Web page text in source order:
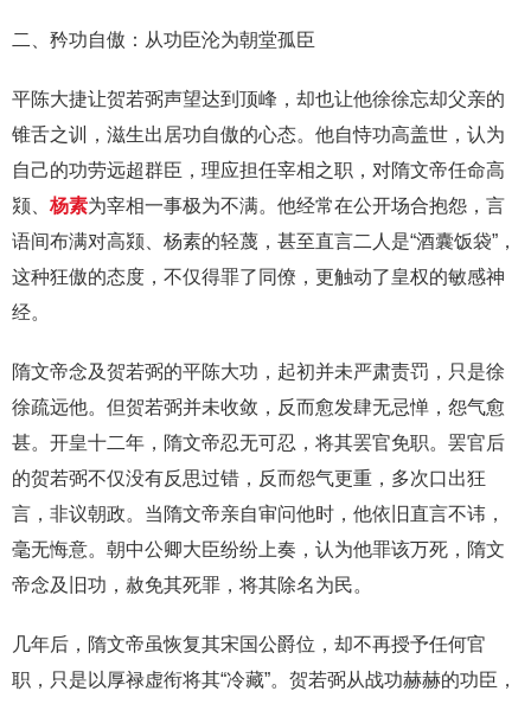
二、矜功自傲：从功臣沦为朝堂孤臣
平陈大捷让贺若弼声望达到顶峰，却也让他徐徐忘却父亲的
锥舌之训，滋生出居功自傲的心态。他自恃功高盖世，认为
自己的功劳远超群臣，理应担任宰相之职，对隋文帝任命高
颎、 杨素为宰相一事极为不满。他经常在公开场合抱怨，言
语间布满对高颎、杨素的轻蔑，甚至直言二人是“酒囊饭袋”，
这种狂傲的态度，不仅得罪了同僚，更触动了皇权的敏感神
经。
隋文帝念及贺若弼的平陈大功，起初并未严肃责罚，只是徐
徐疏远他。但贺若弼并未收敛，反而愈发肆无忌惮，怨气愈
甚。开皇十二年，隋文帝忍无可忍，将其罢官免职。罢官后
的贺若弼不仅没有反思过错，反而怨气更重，多次口出狂
言，非议朝政。当隋文帝亲自审问他时，他依旧直言不讳，
毫无悔意。朝中公卿大臣纷纷上奏，认为他罪该万死，隋文
帝念及旧功，赦免其死罪，将其除名为民。
几年后，隋文帝虽恢复其宋国公爵位，却不再授予任何官
职，只是以厚禄虚衔将其“冷藏”。贺若弼从战功赫赫的功臣，